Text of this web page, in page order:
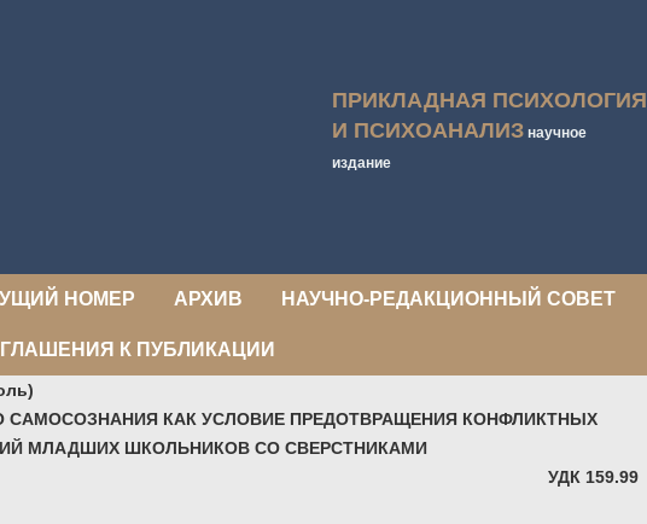
ПРИКЛАДНАЯ ПСИХОЛОГИЯ
И ПСИХОАНАЛИЗ научное
издание
НОМЕР АРХИВ НАУЧНО-РЕДАКЦИОННЫЙ СОВЕТ
К ПУБЛИКАЦИИ
КАК УСЛОВИЕ ПРЕДОТВРАЩЕНИЯ КОНФЛИКТНЫХ
МЛАДШИХ ШКОЛЬНИКОВ СО СВЕРСТНИКАМИ
УДК 159.99